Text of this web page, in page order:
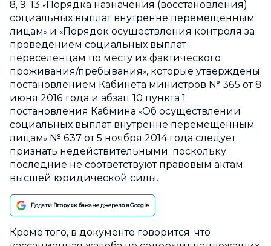
8, 9, 13 «Порядка назначения (восстановления)
социальных выплат внутренне перемещенным
лицам» и «Порядок осуществления контроля за
проведением социальных выплат
переселенцам по месту их фактического
проживания/пребывания», которые утверждены
постановлением Кабинета министров № 365 от 8
июня 2016 года и абзац 10 пункта 1
постановления Кабмина «Об осуществлении
социальных выплат внутренне перемещенным
лицам» № 637 от 5 ноября 2014 года следует
признать недействительными, поскольку
последние не соответствуют правовым актам
высшей юридической силы.
Додати Вгору як бажане джерело в Google
Кроме того, в документе говорится, что